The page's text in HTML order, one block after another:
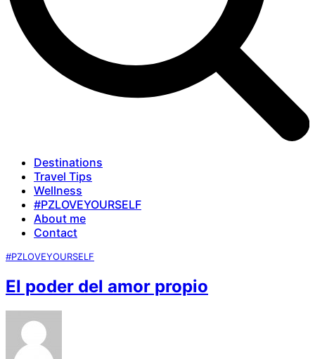
Destinations
Travel Tips
Wellness
#PZLOVEYOURSELF
About me
Contact
#PZLOVEYOURSELF
El poder del amor propio